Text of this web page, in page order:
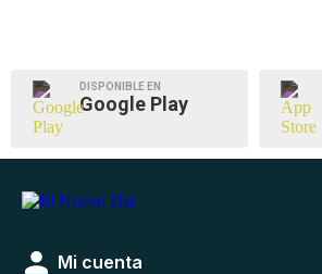
DISPONIBLE EN
Google Play
Mi cuenta